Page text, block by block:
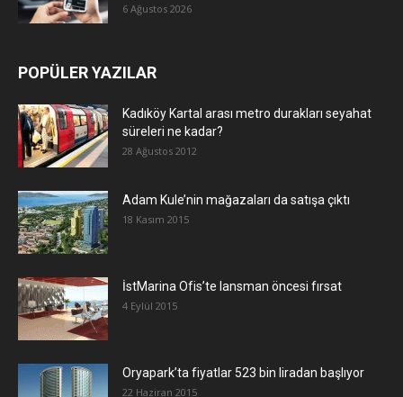
6 Ağustos 2026
POPÜLER YAZILAR
Kadıköy Kartal arası metro durakları seyahat
süreleri ne kadar?
28 Ağustos 2012
Adam Kule’nin mağazaları da satışa çıktı
18 Kasım 2015
İstMarina Ofis’te lansman öncesi fırsat
4 Eylül 2015
Oryapark’ta fiyatlar 523 bin liradan başlıyor
22 Haziran 2015